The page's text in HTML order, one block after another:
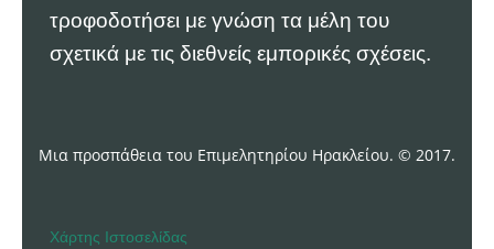
τροφοδοτήσει με γνώση τα μέλη του
σχετικά με τις διεθνείς εμπορικές σχέσεις.
Μια προσπάθεια του Επιμελητηρίου Ηρακλείου. © 2017.
Χάρτης Ιστοσελίδας